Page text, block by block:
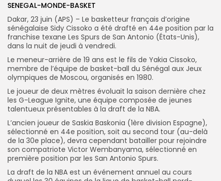
SENEGAL-MONDE-BASKET
Dakar, 23 juin (APS) – Le basketteur français d’origine
sénégalaise Sidy Cissoko a été drafté en 44e position par la
franchise texane Les Spurs de San Antonio (États-Unis),
dans la nuit de jeudi à vendredi.
Le meneur-arrière de 19 ans est le fils de Yakia Cissoko,
membre de l’équipe de basket-ball du Sénégal aux Jeux
olympiques de Moscou, organisés en 1980.
Le joueur de deux mètres évoluait la saison dernière chez
les G-League Ignite, une équipe composée de jeunes
talentueux présentables à la draft de la NBA.
L’ancien joueur de Saskia Baskonia (1ère division Espagne),
sélectionné en 44e position, soit au second tour (au-delà
de la 30e place), devra cependant batailler pour rejoindre
son compatriote Victor Wembanyama, sélectionné en
première position par les San Antonio Spurs.
La draft de la NBA est un événement annuel au cours